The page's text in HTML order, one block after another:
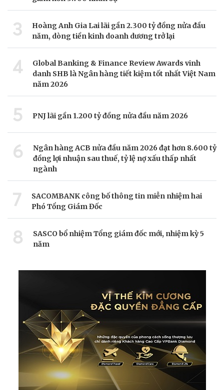
3
Hoàng Anh Gia Lai lãi gần 2.300 tỷ đồng nửa đầu
năm, dòng tiền kinh doanh dương trở lại
4
Global Banking & Finance Review Awards vinh
danh SHB là Ngân hàng tiết kiệm tốt nhất Việt Nam
năm 2026
5 PNJ lãi gần 1.200 tỷ đồng nửa đầu năm 2026
6
Ngân hàng ACB nửa đầu năm 2026 đạt hơn 8.600 tỷ
đồng lợi nhuận sau thuế, tỷ lệ nợ xấu thấp nhất
ngành
7
SACOMBANK công bố thông tin miễn nhiệm hai
Phó Tổng Giám Đốc
8
SASCO bổ nhiệm Tổng giám đốc mới, nhiệm kỳ 5
năm